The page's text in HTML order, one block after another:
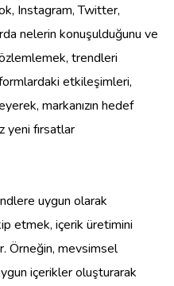
Instagram, Twitter,
nelerin konuşulduğunu ve
trendleri
etkileşimleri,
markanızın hedef
yeni fırsatlar
uygun olarak
etmek, içerik üretimini
Örneğin, mevsimsel
içerikler oluşturarak